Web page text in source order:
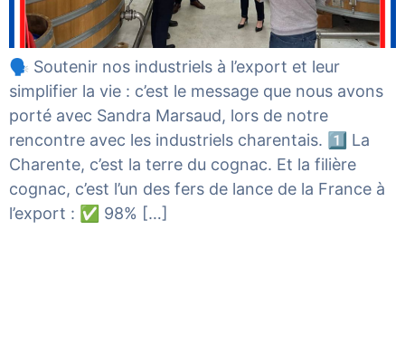
🗣️ Soutenir nos industriels à l’export et leur
simplifier la vie : c’est le message que nous avons
porté avec Sandra Marsaud, lors de notre
rencontre avec les industriels charentais. 1️⃣ La
Charente, c’est la terre du cognac. Et la filière
cognac, c’est l’un des fers de lance de la France à
l’export : ✅ 98% […]